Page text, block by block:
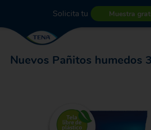
Solicita tu Muestra
Nuevos Pañitos humedos